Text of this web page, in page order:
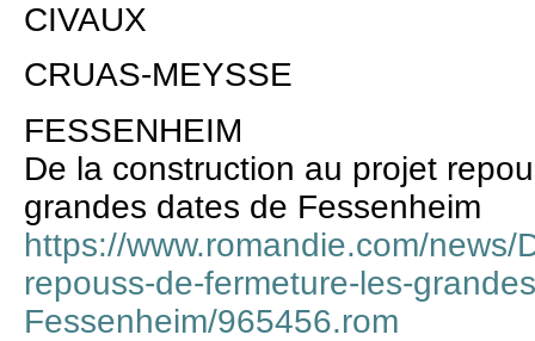
CIVAUX
CRUAS-MEYSSE
FESSENHEIM
De la construction au projet
grandes dates de Fessenheim
https://www.romandie.com/
repouss-de-fermeture-les-
Fessenheim/965456.rom